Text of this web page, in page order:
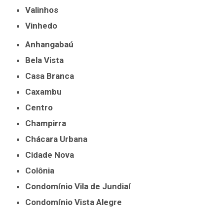
Valinhos
Vinhedo
Anhangabaú
Bela Vista
Casa Branca
Caxambu
Centro
Champirra
Chácara Urbana
Cidade Nova
Colônia
Condomínio Vila de Jundiaí
Condomínio Vista Alegre